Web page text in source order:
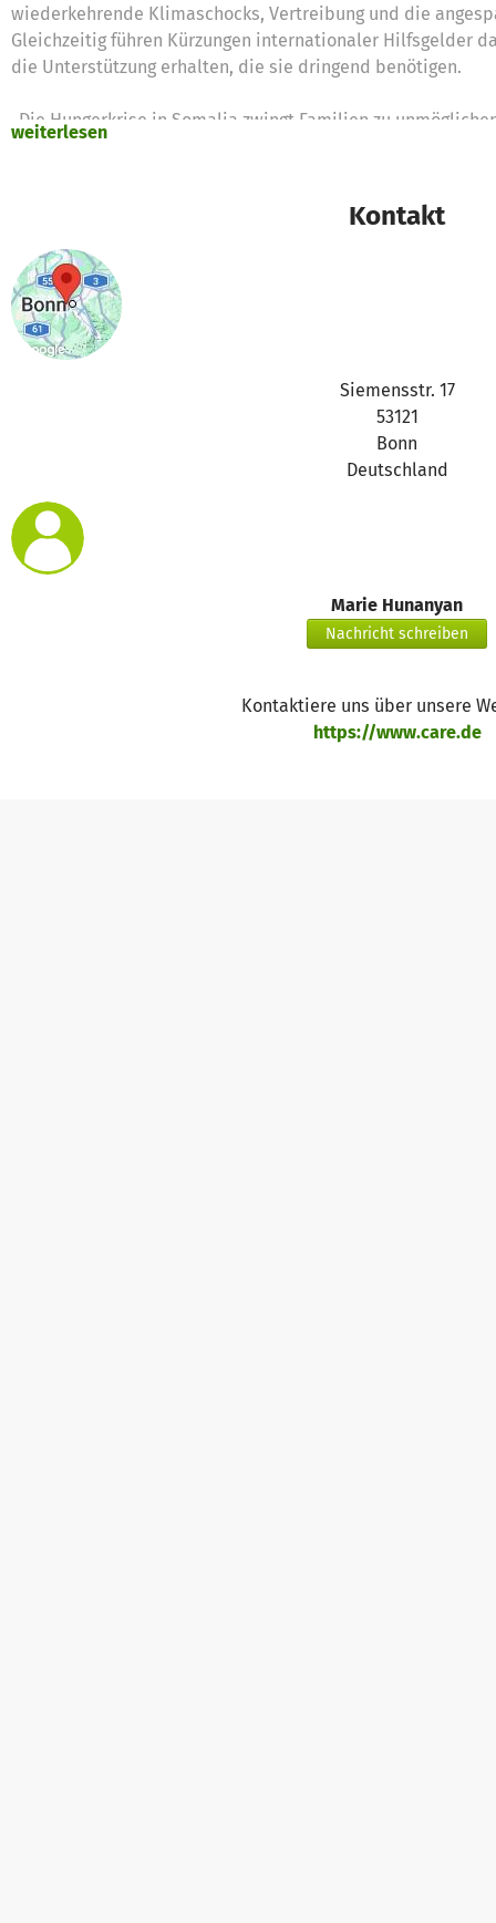
wiederkehrende Klimaschocks, Vertreibung und die
Gleichzeitig führen Kürzungen internationaler Hilfsgelder
die Unterstützung erhalten, die sie dringend benötigen.
„Die Hungerkrise in Somalia zwingt Familien zu
Hungersnot offiziell ausgerufen wird, wird es für viele
https://betterplace-
assets.betterplace.org/uploads/project/image/000/010/
Gemeinsam mit lokalen Partnerorganisationen unterstützt
Familien mit Bargeldhilfen, Gesundheitsversorgung und
es Betroffenen, die akute Notlagen zu überbrücken.
Die Entwicklung zeigt, wie schnell sich bestehende Krisen
Belastungen gleichzeitig auftreten. Umso wichtiger ist es,
Mit Deiner Unterstützung kann CARE Menschen in
bevor aus Hunger eine Hungerkatastrophe wird.
weiterlesen
Kontakt
Siemensstr. 17
53121
Bonn
Deutschland
Marie Hunanyan
Nachricht schreiben
Kontaktiere uns über unsere
https://www.care.de